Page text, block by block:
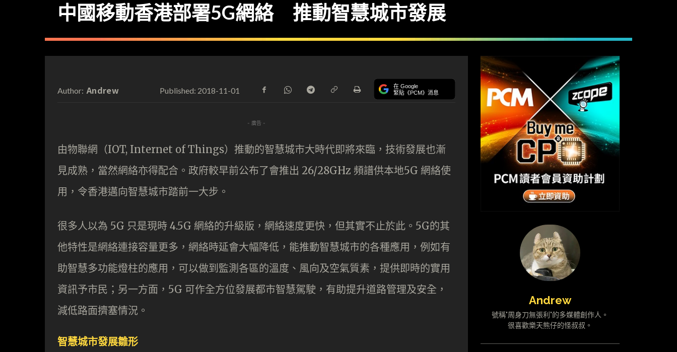
中國移動香港部署5G網絡 推動智慧城市發展
Author: Andrew Published: 2018-11-01 在 Google
緊貼《PCM》消息
- 廣告 -
由物聯網（IOT, Internet of Things）推動的智慧城市大時代即將來臨，技術發展也漸
見成熟，當然網絡亦得配合。政府較早前公布了會推出 26/28GHz 頻譜供本地5G 網絡使
用，令香港邁向智慧城市踏前一大步。
很多人以為 5G 只是現時 4.5G 網絡的升級版，網絡速度更快，但其實不止於此。5G的其
他特性是網絡連接容量更多，網絡時延會大幅降低，能推動智慧城市的各種應用，例如有
助智慧多功能燈柱的應用，可以做到監測各區的溫度、風向及空氣質素，提供即時的實用
資訊予市民；另一方面，5G 可作全方位發展都市智慧駕駛，有助提升道路管理及安全，
減低路面擠塞情況。
智慧城市發展雛形
Andrew
號稱"周身刀無張利"的多媒體創作人。
很喜歡樂天熊仔的怪叔叔。